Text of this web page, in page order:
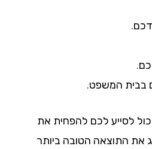
המשפט.
לכם להפחית את
הטובה ביותר